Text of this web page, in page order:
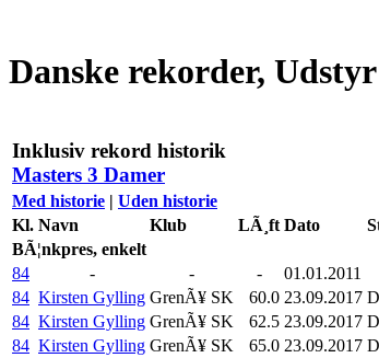
Danske rekorder, Udstyr
Inklusiv rekord historik
Masters 3 Damer
Med historie | Uden historie
Kl. Navn Klub LÃ¸ft Dato
BÃ¦nkpres, enkelt
84
- - - 01.01.2011
84 Kirsten Gylling GrenÃ¥ SK 60.0 23.09.2017
84 Kirsten Gylling GrenÃ¥ SK 62.5 23.09.2017
84 Kirsten Gylling GrenÃ¥ SK 65.0 23.09.2017